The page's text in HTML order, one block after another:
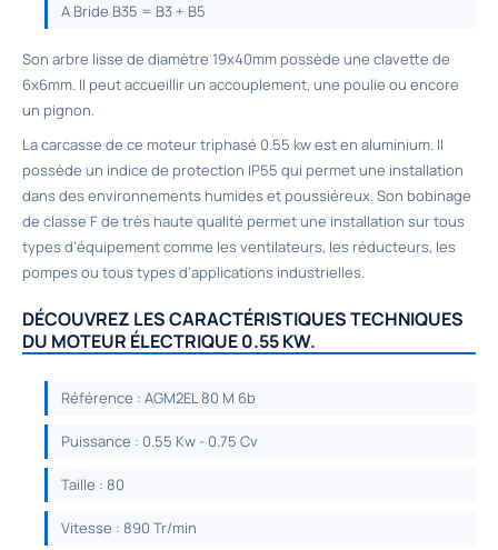
A Bride B35 = B3 + B5
Son arbre lisse de diamètre 19x40mm possède une clavette de
6x6mm. Il peut accueillir un accouplement, une poulie ou encore
un pignon.
La carcasse de ce moteur triphasé 0.55 kwest en aluminium. Il
possède un indice de protection IP55 qui permet une installation
dans des environnements humides et poussiéreux. Son bobinage
de classe F de très haute qualité permet une installation sur tous
types d’équipement comme les ventilateurs, les réducteurs, les
pompes ou tous types d’applications industrielles.
DÉCOUVREZ LES CARACTÉRISTIQUES TECHNIQUES
DU MOTEUR ÉLECTRIQUE 0.55 KW.
Référence : AGM2EL 80 M 6b
Puissance : 0.55 Kw - 0.75 Cv
Taille : 80
Vitesse : 890 Tr/min